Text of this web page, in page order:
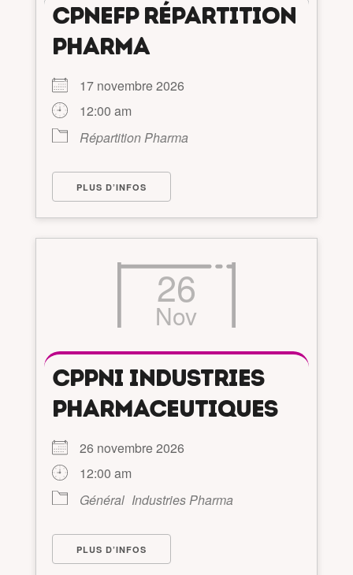
CPNEFP RÉPARTITION
PHARMA
17 novembre 2026
12:00 am
Répartition Pharma
PLUS D’INFOS
26
Nov
CPPNI INDUSTRIES
PHARMACEUTIQUES
26 novembre 2026
12:00 am
Général Industries Pharma
PLUS D’INFOS